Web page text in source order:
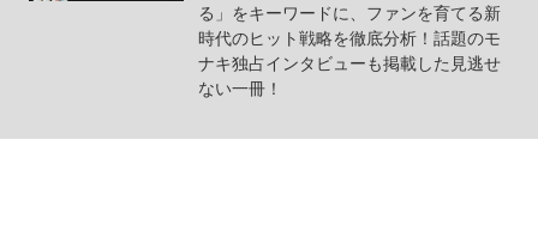
る」をキーワードに、ファンを育てる新
時代のヒット戦略を徹底分析！話題のモ
ナキ独占インタビューも掲載した見逃せ
ない一冊！